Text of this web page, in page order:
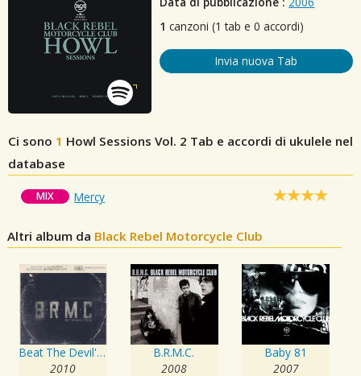
1 canzoni (1 tab e 0 accordi)
Invia nuova Tab
Ci sono 1 Howl Sessions Vol. 2 Tab e accordi di ukulele nel
database
MIX Mercy
Altri album da Black Rebel Motorcycle Club
Beat The Devil's Tattoo
2010
B.R.M.C.
2008
Baby 81
2007